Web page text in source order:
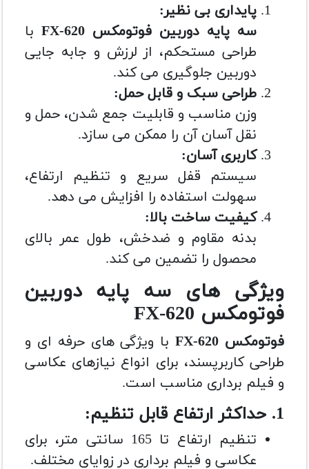
پایداری بی نظیر:
سه پایه دوربین فوتومکس FX-620
با
طراحی مستحکم، از لرزش و جابه جایی
دوربین جلوگیری می کند.
طراحی سبک و قابل حمل:
وزن مناسب و قابلیت جمع شدن، حمل و
نقل آسان آن را ممکن می سازد.
کاربری آسان:
سیستم قفل سریع و تنظیم ارتفاع،
سهولت استفاده را افزایش می دهد.
کیفیت ساخت بالا:
بدنه مقاوم و ضدخش، طول عمر بالای
محصول را تضمین می کند.
ویژگی های سه پایه دوربین
فوتومکس FX-620
فوتومکس FX-620
با ویژگی های حرفه ای و
طراحی کاربرپسند، برای انواع نیازهای عکاسی
و فیلم برداری مناسب است.
1. حداکثر ارتفاع قابل تنظیم:
تنظیم ارتفاع تا 165 سانتی متر، برای
عکاسی و فیلم برداری در زوایای مختلف.